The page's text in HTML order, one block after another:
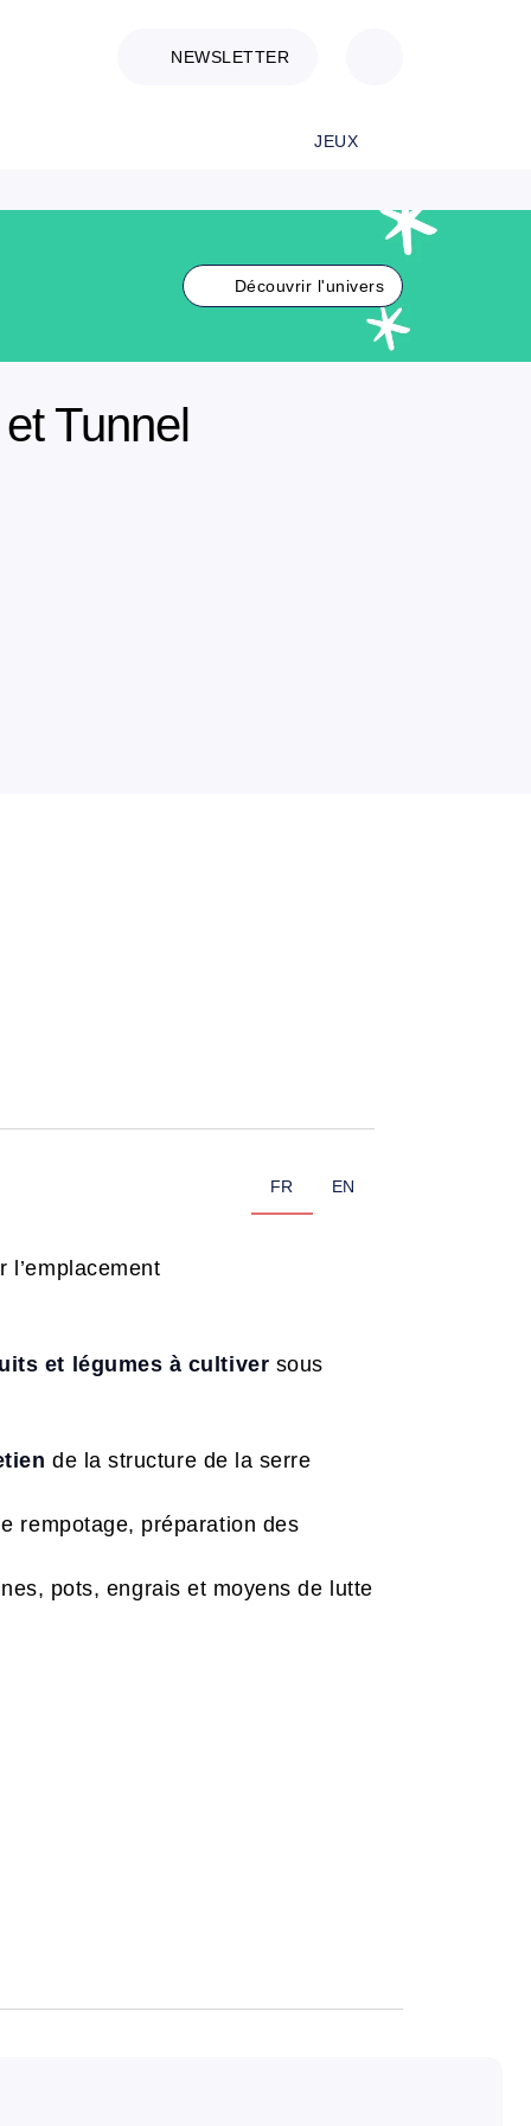
NEWSLETTER
JEUX
Découvrir l'univers
Tunnel
FR EN
et légumes à cultiver sous
de la structure de la serre
rempotage, préparation des
pots, engrais et moyens de lutte